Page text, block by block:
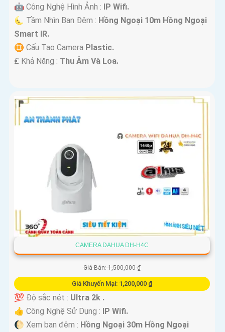
🤖️ Công Nghệ Hình Ảnh :
IP Wifi.
🌜 Tầm Nhìn Ban Đêm : Hồng Ngoại 10m Hồng Ngoại
Smart IR.
♊ Cấu Tạo Camera Plastic.
️₤ Khả Năng : Thu Âm Và Loa.
CAMERA DAHUA DH-H4C
Giá Bán: 1,500,000 ₫
Giá Khuyến Mại: 1,200,000 ₫
💯 Độ sắc nét : Ultra 2k .
👍 Công Nghệ Sử Dụng :
IP Wifi.
🌔 Xem ban đêm : Hồng Ngoại 30m Hồng Ngoại